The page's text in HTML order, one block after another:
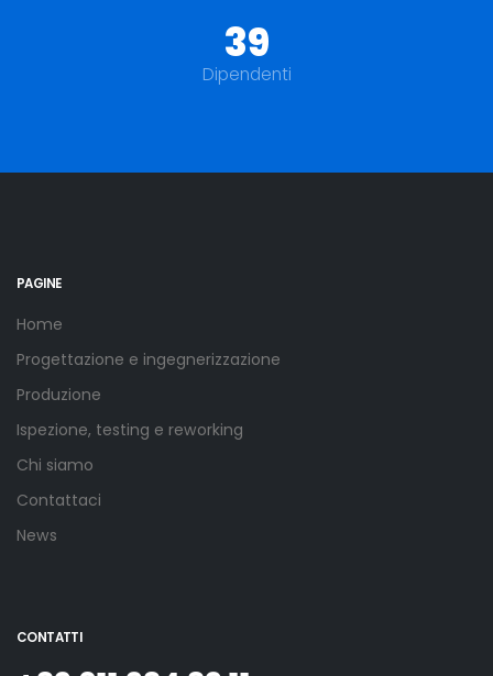
39
Dipendenti
PAGINE
Home
Progettazione e ingegnerizzazione
Produzione
Ispezione, testing e reworking
Chi siamo
Contattaci
News
CONTATTI